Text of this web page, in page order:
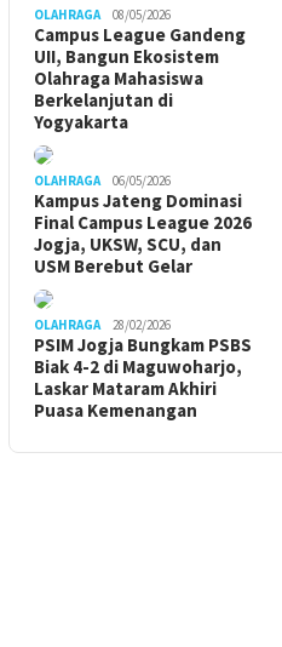
OLAHRAGA 08/05/2026
Campus League Gandeng
UII, Bangun Ekosistem
Olahraga Mahasiswa
Berkelanjutan di
Yogyakarta
OLAHRAGA 06/05/2026
Kampus Jateng Dominasi
Final Campus League 2026
Jogja, UKSW, SCU, dan
USM Berebut Gelar
OLAHRAGA 28/02/2026
PSIM Jogja Bungkam PSBS
Biak 4-2 di Maguwoharjo,
Laskar Mataram Akhiri
Puasa Kemenangan